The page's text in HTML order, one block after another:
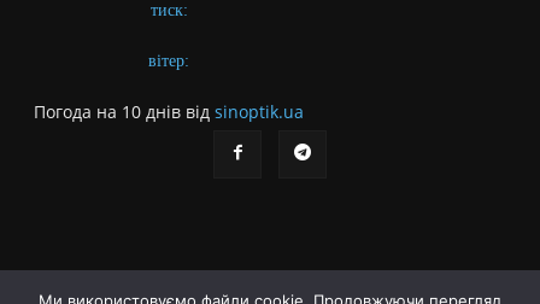
тиск:
вітер:
Погода на 10 днів від sinoptik.ua